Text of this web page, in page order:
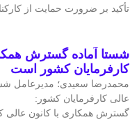
تأکید بر ضرورت حمایت از
شستا آماده گسترش
کارفرمایان کشور است
محمدرضا سعیدی؛ مدیرعامل
عالی کارفرمایان کشور:
گسترش همکاری با کانون عالی